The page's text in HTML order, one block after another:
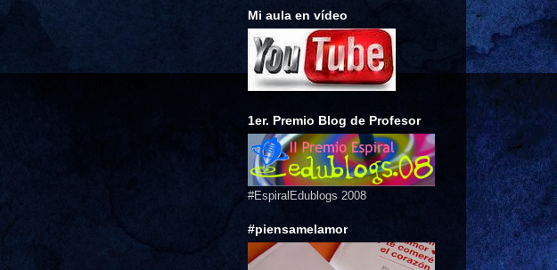
Mi aula en vídeo
1er. Premio Blog de Profesor
#EspiralEdublogs 2008
#piensamelamor